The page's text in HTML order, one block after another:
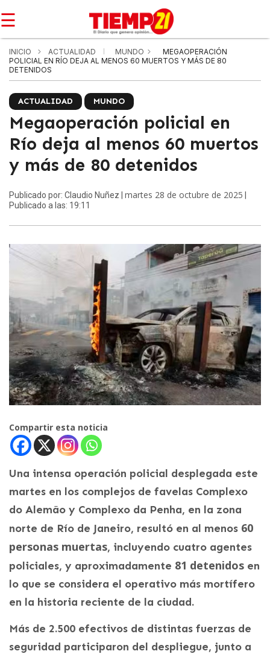
☰
INICIO ACTUALIDAD MUNDO
MEGAOPERACIÓN
POLICIAL EN RÍO DEJA AL MENOS 60 MUERTOS Y MÁS DE 80
DETENIDOS
ACTUALIDAD MUNDO
Megaoperación policial en
Río deja al menos 60 muertos
y más de 80 detenidos
Publicado por: Claudio Nuñez | martes 28 de octubre de 2025
Publicado a las: 19:11
Compartir esta noticia
Una intensa operación policial desplegada este
martes en los complejos de favelas Complexo
do Alemão y Complexo da Penha, en la zona
norte de Río de Janeiro, resultó en al menos 60
personas muertas, incluyendo cuatro agentes
policiales, y aproximadamente 81 detenidos en
lo que se considera el operativo más mortífero
en la historia reciente de la ciudad.
Más de 2.500 efectivos de distintas fuerzas de
seguridad participaron del despliegue, junto a